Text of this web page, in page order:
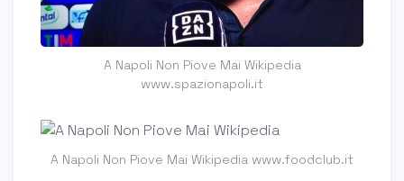
A Napoli Non Piove Mai Wikipedia
www.spazionapoli.it
A Napoli Non Piove Mai Wikipedia www.foodclub.it